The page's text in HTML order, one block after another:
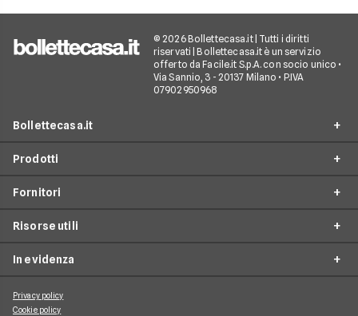
© 2026 Bollettecasa.it | Tutti i diritti
riservati | Bollettecasa.it è un servizio
offerto da Facile.it S.p.A. con socio unico •
Via Sannio, 3 - 20137 Milano • P.IVA
07902950968
Bollettecasa.it
Contatti
Servizio clienti
Prodotti
Offerte Internet Casa
Offerte Telefonia mobile
Fornitori
Provider Internet
Piattaforme Streaming e Pay-TV
Risorse utili
Guide internet casa
In evidenza
Aggiornamenti su Luce e Gas
Privacy policy
Cookie policy